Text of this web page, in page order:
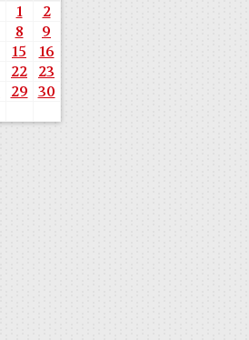
1
2
8
9
15
16
22
23
29 30